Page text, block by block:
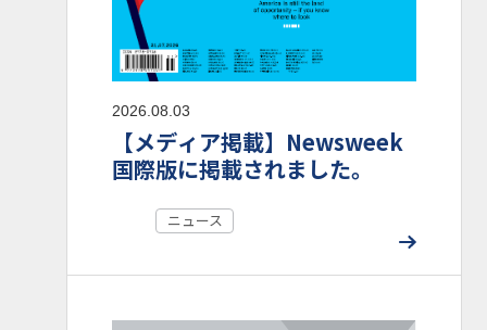
2026.08.03
【メディア掲載】Newsweek
国際版に掲載されました。
ニュース